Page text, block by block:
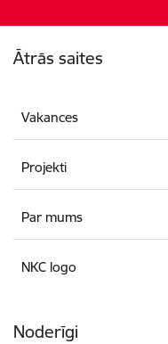
Ātrās saites
Vakances
Projekti
Par mums
NKC logo
Noderīgi